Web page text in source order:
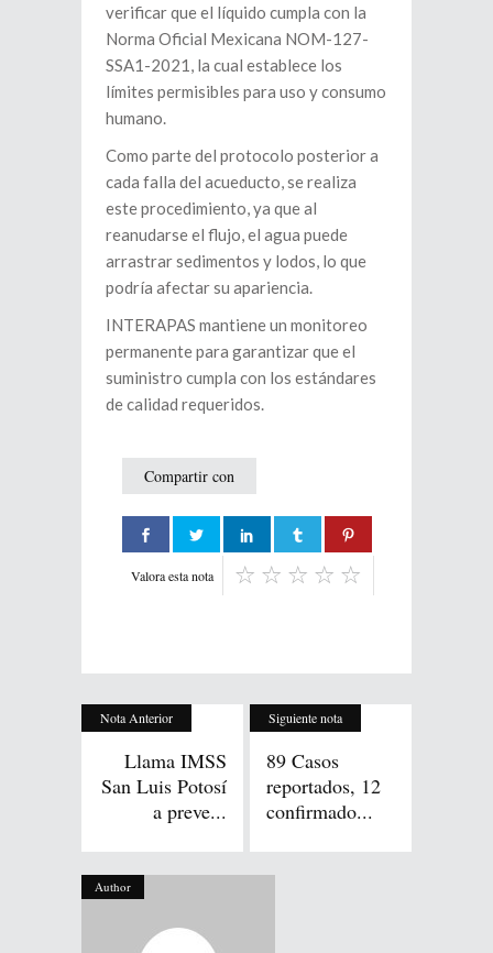
verificar que el líquido cumpla con la
Norma Oficial Mexicana NOM-127-
SSA1-2021, la cual establece los
límites permisibles para uso y consumo
humano.
Como parte del protocolo posterior a
cada falla del acueducto, se realiza
este procedimiento, ya que al
reanudarse el flujo, el agua puede
arrastrar sedimentos y lodos, lo que
podría afectar su apariencia.
INTERAPAS mantiene un monitoreo
permanente para garantizar que el
suministro cumpla con los estándares
de calidad requeridos.
Compartir con
Valora esta nota
Nota Anterior
Llama IMSS
San Luis Potosí
a preve...
Siguiente nota
89 Casos
reportados, 12
confirmado...
Author